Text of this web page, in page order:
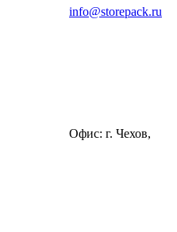
info@storepack.ru
Офис: г. Чехов,